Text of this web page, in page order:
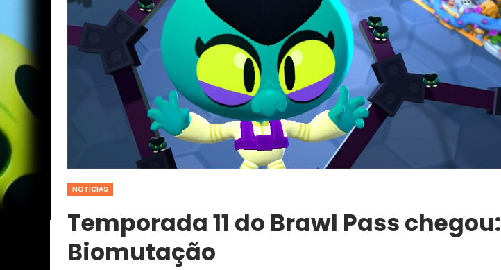
NOTICIAS
Temporada 11 do Brawl Pass chegou:
Biomutação